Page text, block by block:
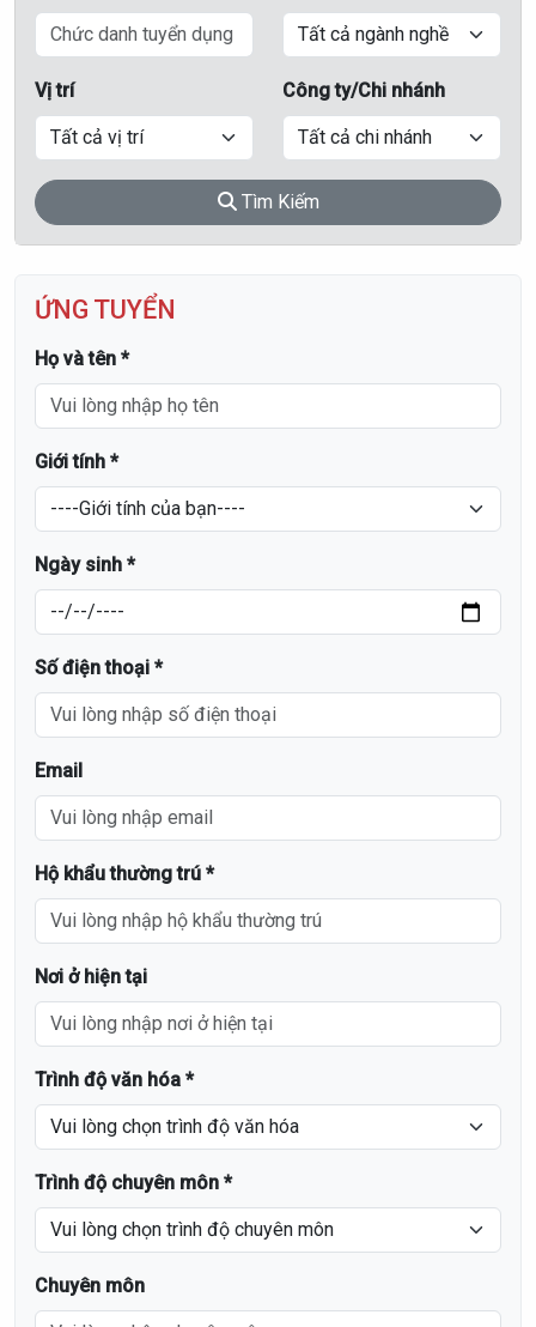
Vị trí Công ty/Chi nhánh
Tìm Kiếm
ỨNG TUYỂN
Họ và tên *
Giới tính *
Ngày sinh *
Số điện thoại *
Email
Hộ khẩu thường trú *
Nơi ở hiện tại
Trình độ văn hóa *
Trình độ chuyên môn *
Chuyên môn